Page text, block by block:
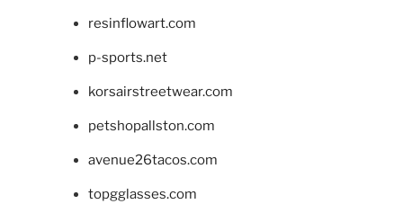
resinflowart.com
p-sports.net
korsairstreetwear.com
petshopallston.com
avenue26tacos.com
topgglasses.com